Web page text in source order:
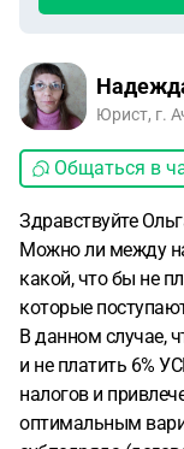
Юрист, г.
Общаться в
Здравствуйте
Можно ли между
какой, что бы не
которые
В данном случае,
и не платить 6%
налогов и
оптимальным